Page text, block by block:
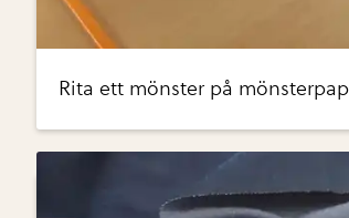
Rita ett mönster på